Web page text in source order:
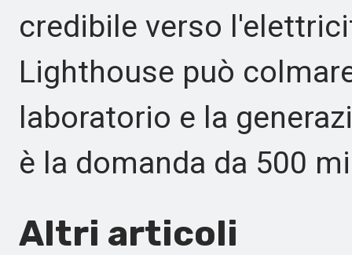
credibile verso
Lighthouse può
laboratorio e la
è la domanda da 500
Altri articoli